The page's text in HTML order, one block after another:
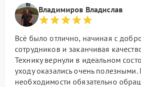
Владимиров Владислав
Всё было отлично, начиная с
сотрудников и заканчивая
Технику вернули в идеальном
уходу оказались очень полезными.
необходимости обязательно